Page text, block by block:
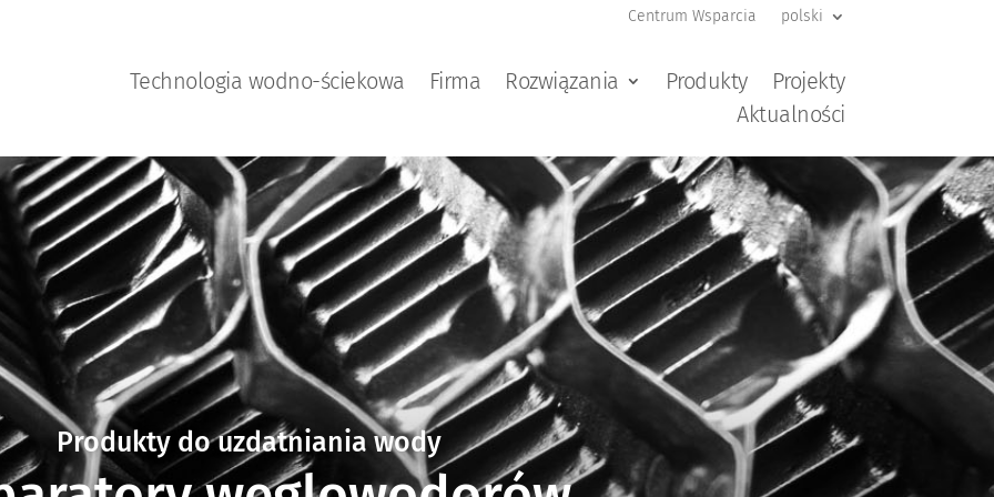
Centrum Wsparcia polski
Technologia wodno-ściekowa Firma Rozwiązania Produkty
Projekty
Aktualności
Produkty do uzdatniania wody